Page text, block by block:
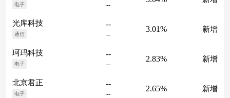
电子 --
光库科技
通信
--
--
3.01% 新增
珂玛科技
电子
--
--
2.83% 新增
北京君正
电子
--
--
2.65% 新增